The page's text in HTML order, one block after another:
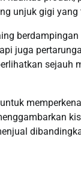
unjuk gigi
juga
sejauh